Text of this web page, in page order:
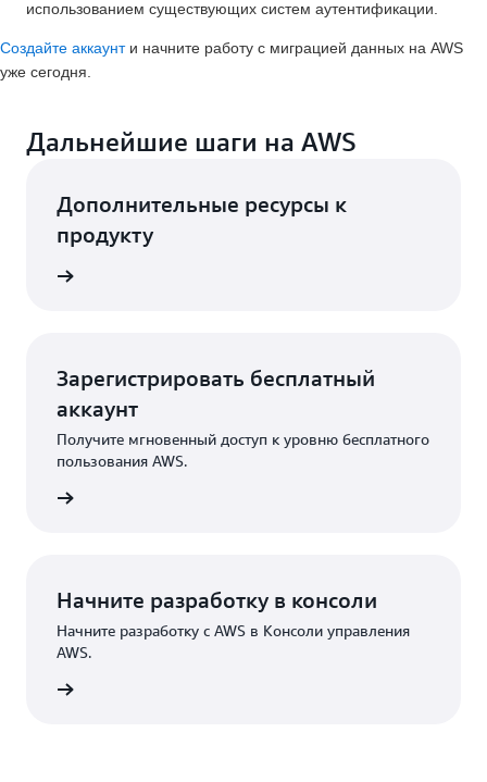
использованием существующих систем аутентификации.
Создайте аккаунти начните работу с миграцией данных на AWS
уже сегодня.
Дальнейшие шаги на AWS
Дополнительные ресурсы к
продукту
Зарегистрировать бесплатный
аккаунт
Получите мгновенный доступ к уровню бесплатного
пользования AWS.
Начните разработку в консоли
Начните разработку с AWS в Консоли управления
AWS.